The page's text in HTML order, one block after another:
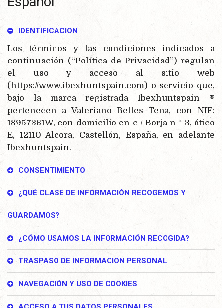
IDENTIFICACION
Los términos y las condiciones indicados a
continuación (“Política de Privacidad”) regulan
el uso y acceso al sitio web
(https://www.ibexhuntspain.com) o servicio que,
bajo la marca registrada Ibexhuntspain ®
pertenecen a Valeriano Belles Tena, con NIF:
18957361W, con domicilio en c / Borja n º 3, ático
E, 12110 Alcora, Castellón, España, en adelante
Ibexhuntspain.
CONSENTIMIENTO
¿QUÉ CLASE DE INFORMACIÓN RECOGEMOS Y
GUARDAMOS?
¿CÓMO USAMOS LA INFORMACIÓN RECOGIDA?
TRASPASO DE INFORMACION PERSONAL
NAVEGACIÓN Y USO DE COOKIES